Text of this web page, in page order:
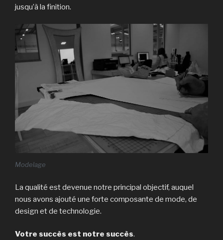
jusqu’à la finition.
Modelage
La qualité est devenue notre principal objectif, auquel
nous avons ajouté une forte composante de mode, de
design et de technologie.
Votre succès est notre succès.